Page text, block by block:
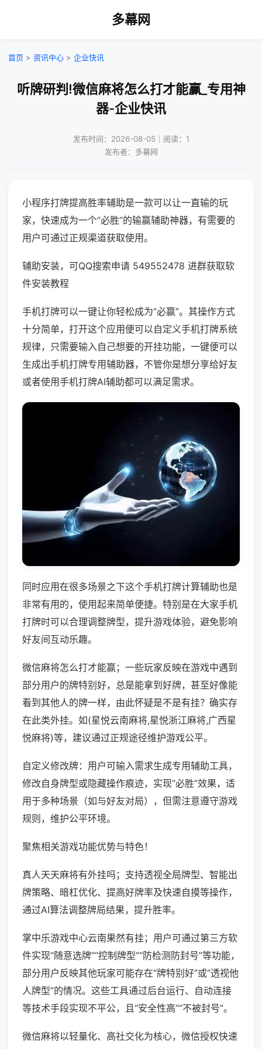
多幕网
首页 > 资讯中心 > 企业快讯
听牌研判!微信麻将怎么打才能赢_专用神
器-企业快讯
发布时间：2026-08-05｜阅读：1
发布者：多幕网
小程序打牌提高胜率辅助是一款可以让一直输的玩
家，快速成为一个“必胜”的输赢辅助神器，有需要的
用户可通过正规渠道获取使用。
辅助安装，可QQ搜索申请 549552478 进群获取软
件安装教程
手机打牌可以一键让你轻松成为“必赢”。其操作方式
十分简单，打开这个应用便可以自定义手机打牌系统
规律，只需要输入自己想要的开挂功能，一键便可以
生成出手机打牌专用辅助器，不管你是想分享给好友
或者使用手机打牌AI辅助都可以满足需求。
同时应用在很多场景之下这个手机打牌计算辅助也是
非常有用的，使用起来简单便捷。特别是在大家手机
打牌时可以合理调整牌型，提升游戏体验，避免影响
好友间互动乐趣。
微信麻将怎么打才能赢；一些玩家反映在游戏中遇到
部分用户的牌特别好，总是能拿到好牌，甚至好像能
看到其他人的牌一样，由此怀疑是不是有挂？确实存
在此类外挂。如(星悦云南麻将,星悦浙江麻将,广西星
悦麻将)等，建议通过正规途径维护游戏公平。
自定义修改牌：用户可输入需求生成专用辅助工具，
修改自身牌型或隐藏操作痕迹，实现“必胜”效果，适
用于多种场景（如与好友对局），但需注意遵守游戏
规则，维护公平环境。
聚焦相关游戏功能优势与特色！
真人天天麻将有外挂吗；支持透视全局牌型、智能出
牌策略、暗杠优化、提高好牌率及快速自摸等操作，
通过AI算法调整牌局结果，提升胜率。
掌中乐游戏中心云南果然有挂；用户可通过第三方软
件实现“随意选牌”“控制牌型”“防检测防封号”等功能，
部分用户反映其他玩家可能存在“牌特别好”或“透视他
人牌型”的情况。这些工具通过后台运行、自动连接
等技术手段实现不平公，且“安全性高”“不被封号”。
微信麻将以轻量化、高社交化为核心，微信授权快速